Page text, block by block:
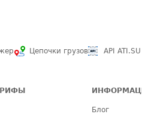
Цепочки грузов API ATI.SU
Блог